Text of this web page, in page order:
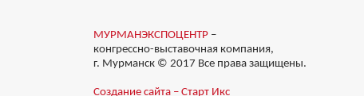
МУРМАНЭКСПОЦЕНТР –
конгрессно-выставочная компания,
г. Мурманск © 2017 Все права защищены.
Создание сайта – Старт Икс